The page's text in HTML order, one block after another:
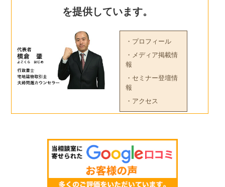
を提供しています。
・プロフィール
・メディア掲載情
報
・セミナー登壇情
報
・アクセス